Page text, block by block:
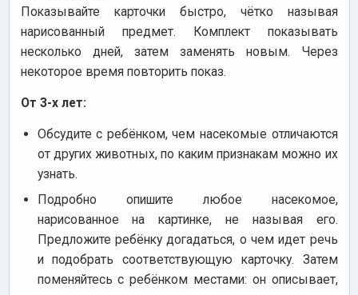
Показывайте карточки быстро, чётко называя
нарисованный предмет. Комплект показывать
несколько дней, затем заменять новым. Через
некоторое время повторить показ.
От 3-х лет:
Обсудите с ребёнком, чем насекомые отличаются
от других животных, по каким признакам можно их
узнать.
Подробно опишите любое насекомое,
нарисованное на картинке, не называя его.
Предложите ребёнку догадаться, о чем идет речь
и подобрать соответствующую карточку. Затем
поменяйтесь с ребёнком местами: он описывает,